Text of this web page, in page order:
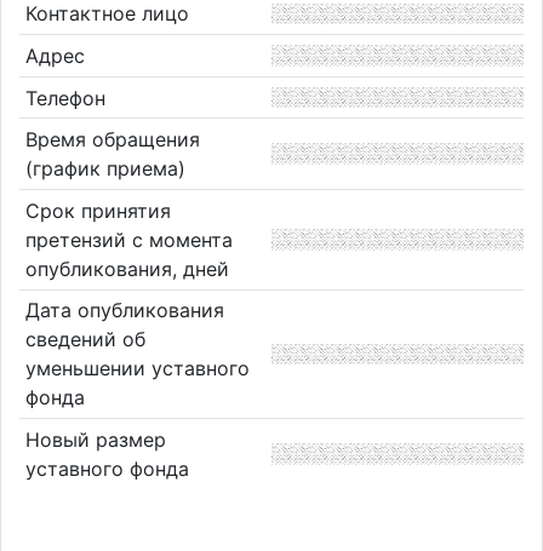
Контактное лицо
Адрес
Телефон
Время обращения
(график приема)
Срок принятия
претензий с момента
опубликования, дней
Дата опубликования
сведений об
уменьшении уставного
фонда
Новый размер
уставного фонда